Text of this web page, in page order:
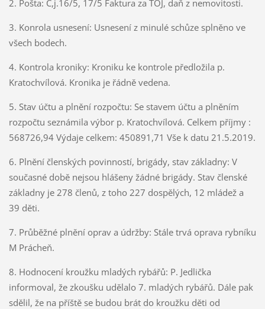
2. Pošta: Č,j.16/5, 17/5 Faktura za TOJ, daň z nemovitosti.
3. Konrola usnesení: Usnesení z minulé schůze splněno ve
všech bodech.
4. Kontrola kroniky: Kroniku ke kontrole předložila p.
Kratochvílová. Kronika je řádně vedena.
5. Stav účtu a plnění rozpočtu: Se stavem účtu a plněním
rozpočtu seznámila výbor p. Kratochvílová. Celkem příjmy :
568726,94 Výdaje celkem: 450891,71 Vše k datu 21.5.2019.
6. Plnění členských povinností, brigády, stav základny: V
současné době nejsou hlášeny žádné brigády. Stav členské
základny je 278 členů, z toho 227 dospělých, 12 mládež a
39 děti.
7. Průběžné plnění oprav a údržby: Stále trvá oprava rybníku
M Prácheň.
8. Hodnocení kroužku mladých rybářů: P. Jedlička
informoval, že zkoušku udělalo 7. mladých rybářů. Dále pak
sdělil, že na příště se budou brát do kroužku děti od